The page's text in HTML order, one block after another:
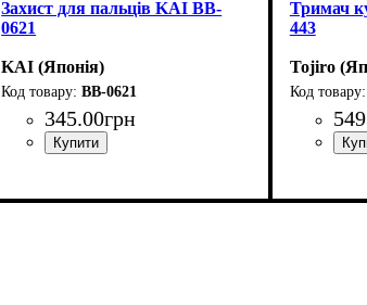
Захист для пальців KAI BB-
0621
KAI (Японія)
BB-0621
345.00грн
Тримач
443
Tojiro
549